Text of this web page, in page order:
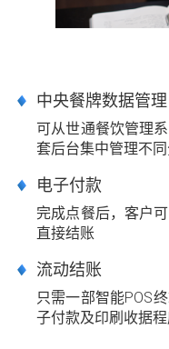
中央餐牌数据管理
可从世通餐饮管理
套后台集中管理不
电子付款
完成点餐后，客户
直接结账
流动结账
只需一部智能POS
子付款及印刷收据